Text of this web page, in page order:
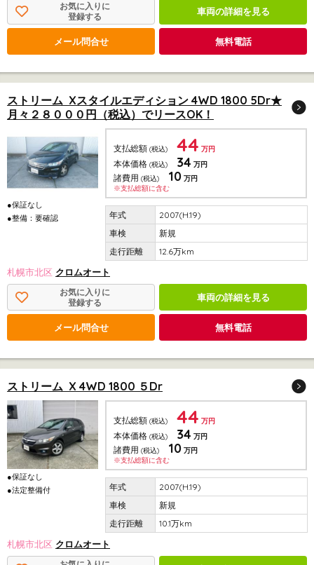
お気に入りに
登録する
車両の詳細を見る
メール問合せ 無料電話
ストリーム Xスタイルエディション 4WD 1800 5Dr★
月々２８０００円（税込）でリースOK！
●保証なし
●整備：要確認
支払総額 (税込) 44 万円
本体価格 (税込) 34 万円
諸費用 (税込) 10 万円
※支払総額に含む
2007(H.19)
新規
12.6万km
札幌市北区 クロムオート
お気に入りに
登録する
車両の詳細を見る
メール問合せ 無料電話
ストリーム X 4WD 1800 ５Dr
●保証なし
●法定整備付
支払総額 (税込) 44 万円
本体価格 (税込) 34 万円
諸費用 (税込) 10 万円
※支払総額に含む
2007(H.19)
新規
10.1万km
札幌市北区 クロムオート